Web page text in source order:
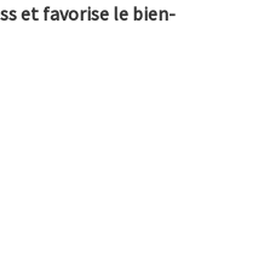
et favorise le bien-